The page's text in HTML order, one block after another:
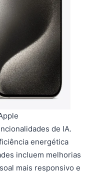
de IA.
energética
incluem melhorias
mais responsivo e